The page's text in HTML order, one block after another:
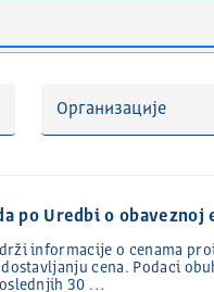
Организације
po Uredbi o obaveznoj
informacije o cenama
cena. Podaci
30 …